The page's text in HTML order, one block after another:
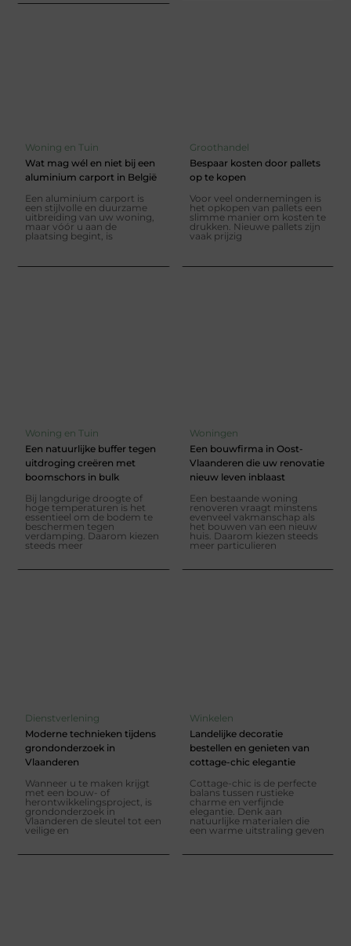
Woning en Tuin
Wat mag wél en niet bij een
aluminium carport in België
Een aluminium carport is
een stijlvolle en duurzame
uitbreiding van uw woning,
maar vóór u aan de
plaatsing begint, is
Groothandel
Bespaar kosten door pallets
op te kopen
Voor veel ondernemingen is
het opkopen van pallets een
slimme manier om kosten te
drukken. Nieuwe pallets zijn
vaak prijzig
Woning en Tuin
Een natuurlijke buffer tegen
uitdroging creëren met
boomschors in bulk
Bij langdurige droogte of
hoge temperaturen is het
essentieel om de bodem te
beschermen tegen
verdamping. Daarom kiezen
steeds meer
Woningen
Een bouwfirma in Oost-
Vlaanderen die uw renovatie
nieuw leven inblaast
Een bestaande woning
renoveren vraagt minstens
evenveel vakmanschap als
het bouwen van een nieuw
huis. Daarom kiezen steeds
meer particulieren
Dienstverlening
Moderne technieken tijdens
grondonderzoek in
Vlaanderen
Wanneer u te maken krijgt
met een bouw- of
herontwikkelingsproject, is
grondonderzoek in
Vlaanderen de sleutel tot een
veilige en
Winkelen
Landelijke decoratie
bestellen en genieten van
cottage-chic elegantie
Cottage-chic is de perfecte
balans tussen rustieke
charme en verfijnde
elegantie. Denk aan
natuurlijke materialen die
een warme uitstraling geven